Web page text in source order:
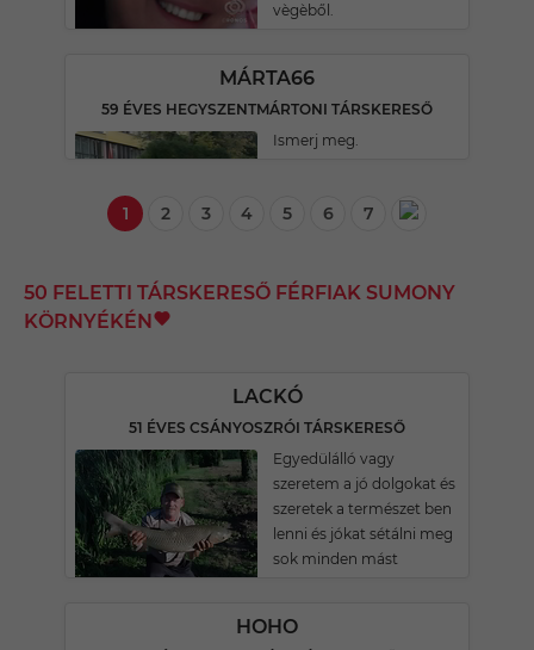
vègèből.
MÁRTA66
59 ÉVES HEGYSZENTMÁRTONI TÁRSKERESŐ
Ismerj meg.
1 2 3 4 5 6 7
50 FELETTI TÁRSKERESŐ FÉRFIAK SUMONY
KÖRNYÉKÉN
LACKÓ
51 ÉVES CSÁNYOSZRÓI TÁRSKERESŐ
Egyedülálló vagy
szeretem a jó dolgokat és
szeretek a természet ben
lenni és jókat sétálni meg
sok minden mást
HOHO